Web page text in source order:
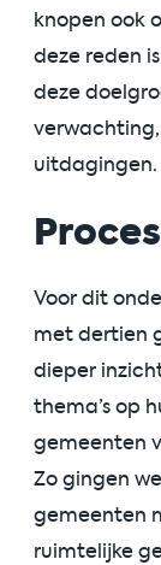
knopen ook
deze reden
deze
uitdagingen.
Proces
Voor dit
met dertien
dieper
thema’s op
gemeenten
Zo gingen
gemeenten
ruimtelijke